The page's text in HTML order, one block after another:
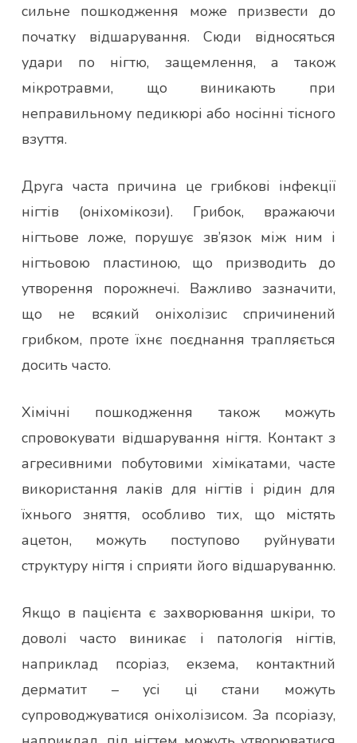
сильне пошкодження може призвести до
початку відшарування. Сюди відносяться
удари по нігтю, защемлення, а також
мікротравми, що виникають при
неправильному педикюрі або носінні тісного
взуття.
Друга часта причина це грибкові інфекції
нігтів (оніхомікози). Грибок, вражаючи
нігтьове ложе, порушує зв’язок між ним і
нігтьовою пластиною, що призводить до
утворення порожнечі. Важливо зазначити,
що не всякий оніхолізис спричинений
грибком, проте їхнє поєднання трапляється
досить часто.
Хімічні пошкодження також можуть
спровокувати відшарування нігтя. Контакт з
агресивними побутовими хімікатами, часте
використання лаків для нігтів і рідин для
їхнього зняття, особливо тих, що містять
ацетон, можуть поступово руйнувати
структуру нігтя і сприяти його відшаруванню.
Якщо в пацієнта є захворювання шкіри, то
доволі часто виникає і патологія нігтів,
наприклад псоріаз, екзема, контактний
дерматит – усі ці стани можуть
супроводжуватися оніхолізисом. За псоріазу,